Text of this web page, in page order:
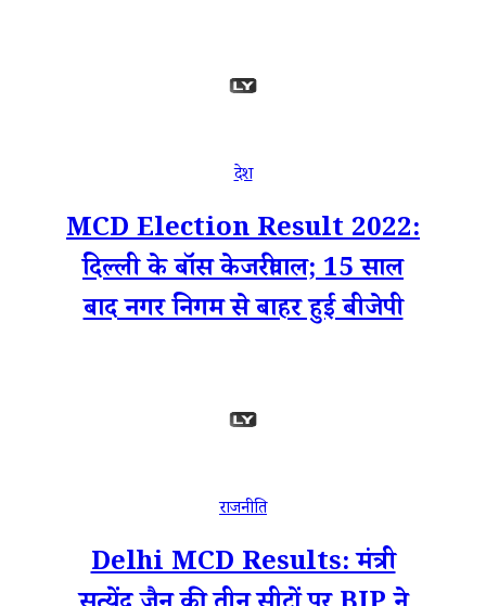
देश
MCD Election Result 2022:
दिल्ली के बॉस केजरीवाल; 15 साल
बाद नगर निगम से बाहर हुई बीजेपी
राजनीति
Delhi MCD Results: मंत्री